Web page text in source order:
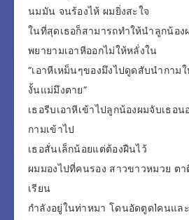
นมมัน จนร้องไห้ ผมยิ่งสะใจ
ในที่สุดเธอก็สามารถทำให้นำลูกน้อง
พยายามเอาหีออกไม่ให้หลั่งใน
“เอาหีเหม็นๆของมึงไปดูดสับนำกาม
งั้นแม่มึงตาย”
เธอรีบเอาหีเข้าไปลูกน้องผมจับเธอ
กามเข้าไป
เธอสั่นเล็กน้อยแต่ต้องฝืนไว้
ผมมองไปที่คนรอง สาวขาวหมวย ต
เรียน
กำลังอยู่ในท่าหมา โดนอัดตูด1คนแล